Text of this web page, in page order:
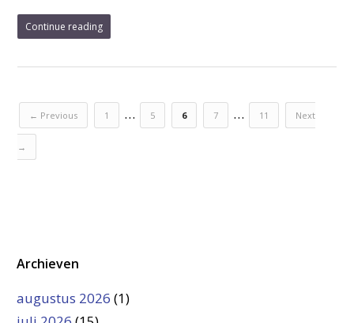
Continue reading
← Previous 1 … 5 6 7 … 11 Next
→
Archieven
augustus 2026 (1)